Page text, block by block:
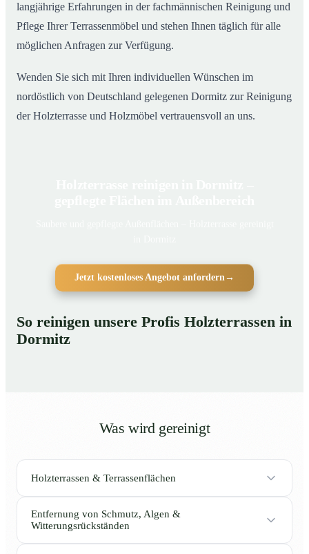
langjährige Erfahrungen in der fachmännischen Reinigung und
Pflege Ihrer Terrassenmöbel und stehen Ihnen täglich für alle
möglichen Anfragen zur Verfügung.
Wenden Sie sich mit Ihren individuellen Wünschen im
nordöstlich von Deutschland gelegenen Dormitz zur Reinigung
der Holzterrasse und Holzmöbel vertrauensvoll an uns.
Jetzt kostenloses Angebot anfordern→
So reinigen unsere Profis Holzterrassen in
Dormitz
Was wird gereinigt
Holzterrassen & Terrassenflächen
Entfernung von Schmutz, Algen &
Witterungsrückständen